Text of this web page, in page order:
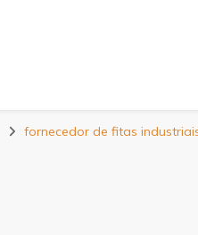
fornecedor de fitas